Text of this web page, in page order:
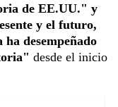
de EE.UU." y
y el futuro,
desempeñado
desde el inicio